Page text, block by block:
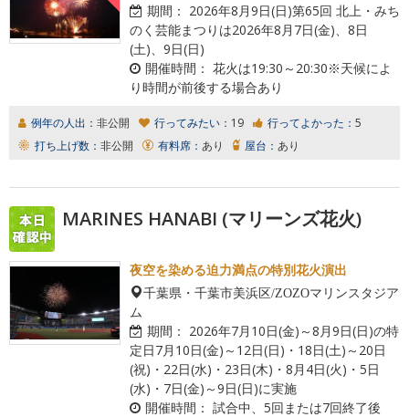
期間： 2026年8月9日(日)第65回 北上・みち
のく芸能まつりは2026年8月7日(金)、8日
(土)、9日(日)
開催時間： 花火は19:30～20:30※天候によ
り時間が前後する場合あり
例年の人出： 非公開 行ってみたい： 19 行ってよかった： 5
打ち上げ数： 非公開 有料席： あり 屋台： あり
MARINES HANABI (マリーンズ花火)
夜空を染める迫力満点の特別花火演出
千葉県・千葉市美浜区/ZOZOマリンスタジア
ム
期間： 2026年7月10日(金)～8月9日(日)の特
定日7月10日(金)～12日(日)・18日(土)～20日
(祝)・22日(水)・23日(木)・8月4日(火)・5日
(水)・7日(金)～9日(日)に実施
開催時間： 試合中、5回または7回終了後